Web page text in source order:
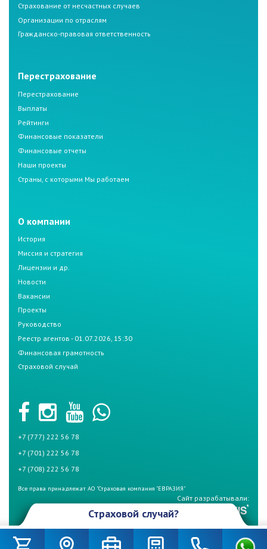
Страхование от несчастных случаев
Организации по отраслям
Гражданско-правовая ответственность
Перестрахование
Перестрахование
Выплаты
Рейтинги
Финансовые показатели
Финансовые отчеты
Наши проекты
Страны, с которыми Мы работаем
О компании
История
Миссия и стратегия
Лицензии и др.
Новости
Вакансии
Проекты
Руководство
Реестр агентов - 01.07.2026, 15:30
Финансовая грамотность
Страховой случай
+7 (777) 222 56 78
+7 (701) 222 56 78
+7 (708) 222 56 78
Все права принадлежат АО "Страховая компания "ЕВРАЗИЯ"
Сайт разрабатывали:
Страховой случай?
беспокойтесь, если у Вас страховой полис СК «Евразия». Для начала